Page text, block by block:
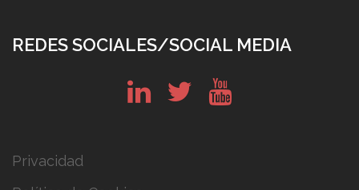
REDES SOCIALES/SOCIAL MEDIA
Privacidad